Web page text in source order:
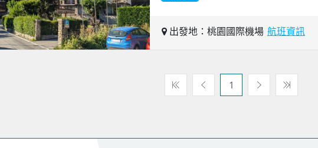
出發地：桃園國際機場 航班資訊
1